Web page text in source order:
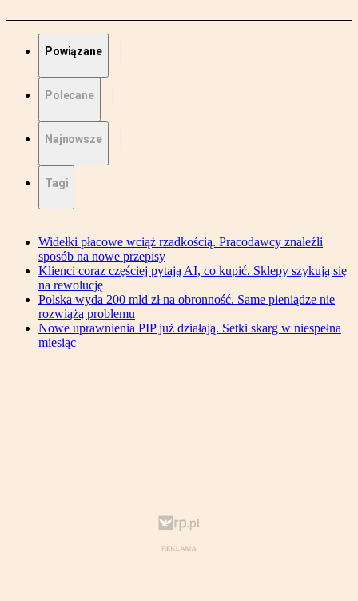
Powiązane
Polecane
Najnowsze
Tagi
Widełki płacowe wciąż rzadkością. Pracodawcy znaleźli
sposób na nowe przepisy
Klienci coraz częściej pytają AI, co kupić. Sklepy szykują się
na rewolucję
Polska wyda 200 mld zł na obronność. Same pieniądze nie
rozwiążą problemu
Nowe uprawnienia PIP już działają. Setki skarg w niespełna
miesiąc